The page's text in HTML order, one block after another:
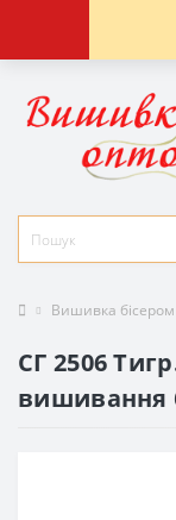
Вишивка бісером
СГ 2506
вишивання